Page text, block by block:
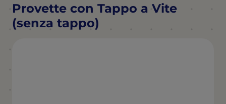
Provette con Tappo a Vite
(senza tappo)